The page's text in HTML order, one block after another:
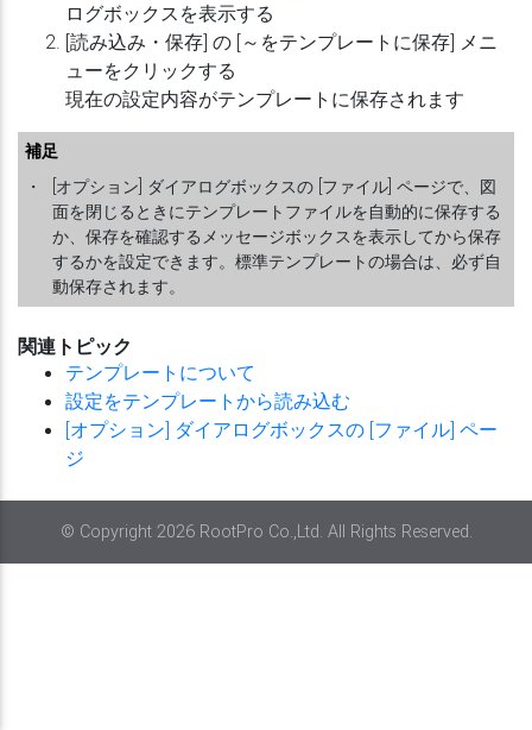
ログボックスを表示する
[読み込み・保存] の [～をテンプレートに保存] メニ
ューをクリックする
現在の設定内容がテンプレートに保存されます
補足
・
[オプション] ダイアログボックスの [ファイル] ページで、図
面を閉じるときにテンプレートファイルを自動的に保存する
か、保存を確認するメッセージボックスを表示してから保存
するかを設定できます。標準テンプレートの場合は、必ず自
動保存されます。
関連トピック
テンプレートについて
設定をテンプレートから読み込む
[オプション] ダイアログボックスの [ファイル] ペー
ジ
© Copyright 2026 RootPro Co.,Ltd. All Rights Reserved.